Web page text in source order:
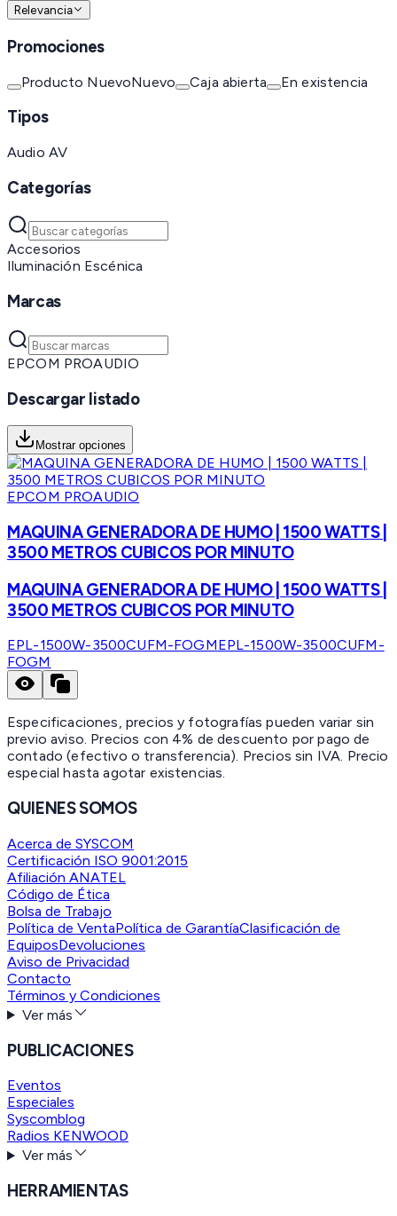
Relevancia
Promociones
Producto NuevoNuevo Caja abierta En existencia
Tipos
Audio AV
Categorías
Accesorios
Iluminación Escénica
Marcas
EPCOM PROAUDIO
Descargar listado
Mostrar opciones
EPCOM PROAUDIO
MAQUINA GENERADORA DE HUMO | 1500 WATTS |
3500 METROS CUBICOS POR MINUTO
MAQUINA GENERADORA DE HUMO | 1500 WATTS |
3500 METROS CUBICOS POR MINUTO
EPL-1500W-3500CUFM-FOGMEPL-1500W-3500CUFM-
FOGM
Especificaciones, precios y fotografías pueden variar sin
previo aviso. Precios con 4% de descuento por pago de
contado (efectivo o transferencia). Precios sin IVA. Precio
especial hasta agotar existencias.
QUIENES SOMOS
Acerca de SYSCOM
Certificación ISO 9001:2015
Afiliación ANATEL
Código de Ética
Bolsa de Trabajo
Política de VentaPolítica de GarantíaClasificación de
EquiposDevoluciones
Aviso de Privacidad
Contacto
Términos y Condiciones
Ver más
PUBLICACIONES
Eventos
Especiales
Syscomblog
Radios KENWOOD
Ver más
HERRAMIENTAS